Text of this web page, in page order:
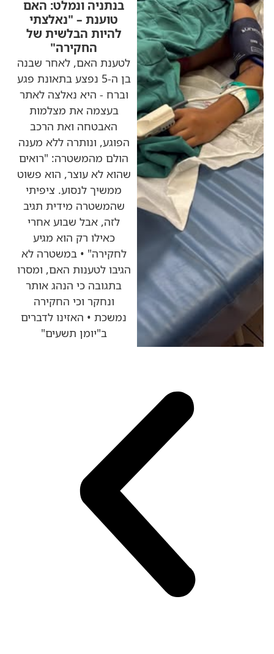
בנתניה ונמלט: האם
טוענת – "נאלצתי
להיות הבלשית של
החקירה"
לטענת האם, לאחר שבנה
בן ה-5 נפצע בתאונת פגע
וברח - היא נאלצה לאתר
בעצמה את מצלמות
האבטחה ואת הרכב
הפוגע, ונותרה ללא מענה
הולם מהמשטרה: "רואים
שהוא לא עוצר, הוא פשוט
ממשיך לנסוע. ציפיתי
שהמשטרה מידית תגיב
לזה, אבל שבוע אחרי
כאילו רק הוא מגיע
לחקירה" • במשטרה לא
הגיבו לטענות האם, ומסרו
בתגובה כי הנהג אותר
ונחקר וכי החקירה
נמשכת • האזינו לדברים
ב"יומן תשעים"